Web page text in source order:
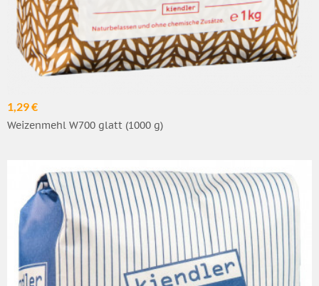
1,29 €
Weizenmehl W700 glatt (1000 g)